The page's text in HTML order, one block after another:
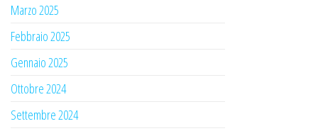
Marzo 2025
Febbraio 2025
Gennaio 2025
Ottobre 2024
Settembre 2024